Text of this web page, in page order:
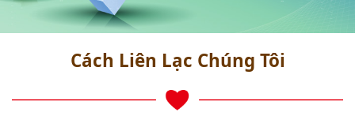
Cách Liên Lạc Chúng Tôi